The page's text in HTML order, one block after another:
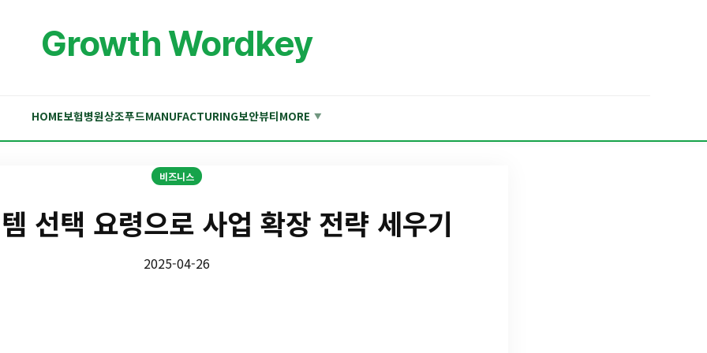
Growth Wordkey
HOME보험병원상조푸드MANUFACTURING보안뷰티MORE ▼
비즈니스
선택 요령으로 사업 확장 전략 세우기
2025-04-26